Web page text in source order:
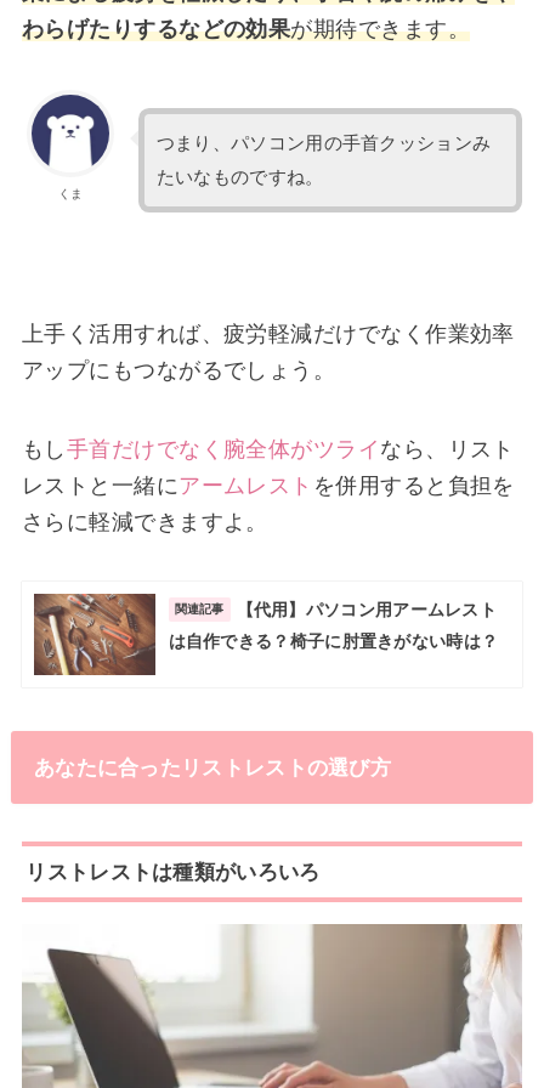
わらげたりするなどの効果が期待できます。
くま
つまり、パソコン用の手首クッションみ
たいなものですね。
上手く活用すれば、疲労軽減だけでなく作業効率
アップにもつながるでしょう。
もし 手首だけでなく腕全体がツライ なら、リスト
レストと一緒にアームレスト を併用すると負担を
さらに軽減できますよ。
関連記事
【代用】パソコン用アームレスト
は自作できる？椅子に肘置きがない時は？
あなたに合ったリストレストの選び方
リストレストは種類がいろいろ